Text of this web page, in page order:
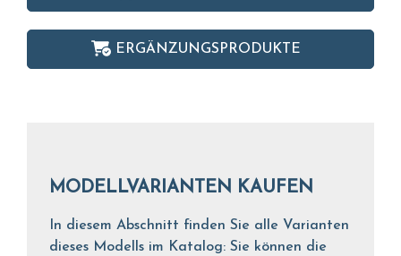
ERGÄNZUNGSPRODUKTE
MODELLVARIANTEN KAUFEN
In diesem Abschnitt finden Sie alle Varianten
dieses Modells im Katalog: Sie können die